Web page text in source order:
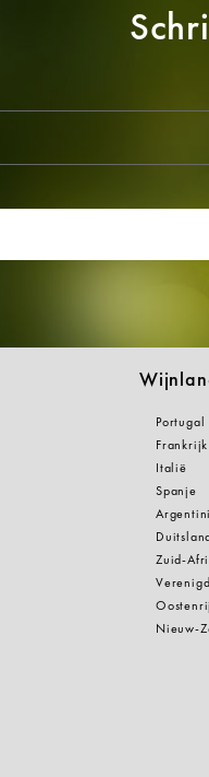
Portugal
Frankrijk
Italië
Spanje
Zuid-
Nieuw-